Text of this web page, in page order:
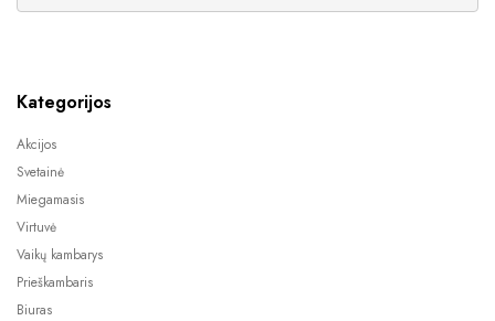
Kategorijos
Akcijos
Svetainė
Miegamasis
Virtuvė
Vaikų kambarys
Prieškambaris
Biuras